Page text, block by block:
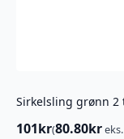
Sirkelsling grønn 2
101kr(80.80kr